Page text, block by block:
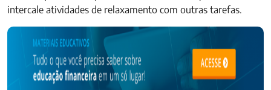
intercale atividades de relaxamento com outras tarefas.